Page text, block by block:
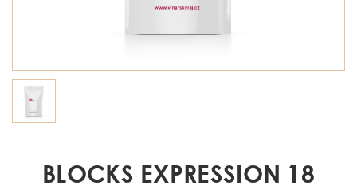
BLOCKS EXPRESSION 18